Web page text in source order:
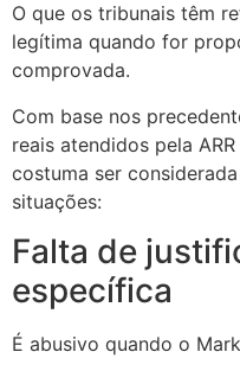
O que os tribunais têm
legítima quando for
comprovada.
Com base nos
reais atendidos pela
costuma ser
situações:
Falta de
específica
É abusivo quando o